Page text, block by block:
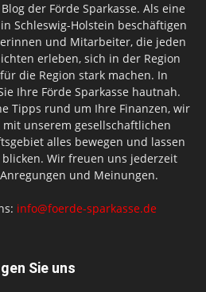
der Förde Sparkasse. Als eine
Schleswig-Holstein beschäftigen
und Mitarbeiter, die jeden
erleben, sich in der Region
die Region stark machen. In
Ihre Förde Sparkasse hautnah.
Tipps rund um Ihre Finanzen, wir
unserem gesellschaftlichen
alles bewegen und lassen
Wir freuen uns jederzeit
und Meinungen.
info@foerde-sparkasse.de
Sie uns